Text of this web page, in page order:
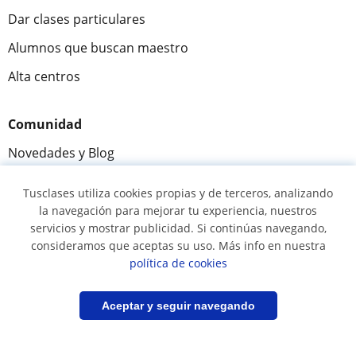
Guardar búsqueda
Dar clases particulares
Alumnos que buscan maestro
Alta centros
Comunidad
Novedades y Blog
Fantástica★★★★★ 9,5/10
305883opiniones de alumnos
Tusclases utiliza cookies propias y de terceros, analizando
la navegación para mejorar tu experiencia, nuestros
servicios y mostrar publicidad. Si continúas navegando,
consideramos que aceptas su uso. Más info en nuestra
política de cookies
Aceptar y seguir navegando